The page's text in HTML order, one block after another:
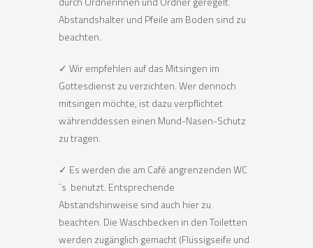
Abstandshalter und Pfeile am Boden sind zu
beachten.
✓ Wir empfehlen auf das Mitsingen im
Gottesdienst zu verzichten. Wer dennoch
mitsingen möchte, ist dazu verpflichtet
währenddessen einen Mund-Nasen-Schutz
zu tragen.
✓ Es werden die am Café angrenzenden WC
´s benutzt. Entsprechende
Abstandshinweise sind auch hier zu
beachten. Die Waschbecken in den Toiletten
werden zugänglich gemacht (Flüssigseife und